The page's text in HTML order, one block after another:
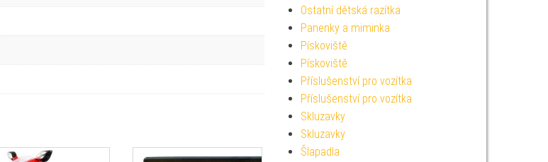
Ostatní dětská razítka
Panenky a miminka
Pískoviště
Pískoviště
Příslušenství pro vozítka
Příslušenství pro vozítka
Skluzavky
Skluzavky
Šlapadla